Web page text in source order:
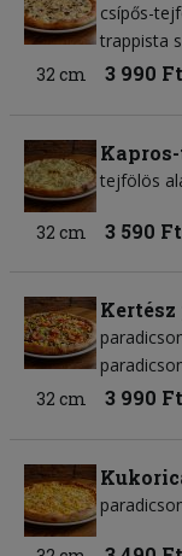
csípős-
trappista
32 cm
3 990 Ft
tejfölös
32 cm 3 590 Ft
Kertész
32 cm
3 990 Ft